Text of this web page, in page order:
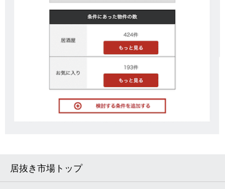
居抜き市場トップ